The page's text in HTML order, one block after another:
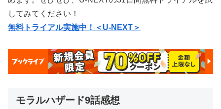
してみてください！
無料トライアル実施中！＜U-NEXT＞
モラルハザード9話感想